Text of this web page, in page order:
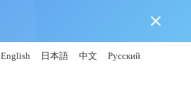
close
English 日本語 中文 Русский